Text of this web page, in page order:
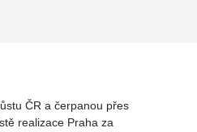
ČR a čerpanou přes
realizace Praha za